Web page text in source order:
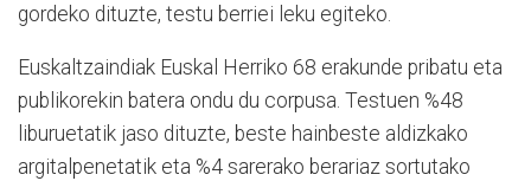
gordeko dituzte, testu berriei leku egiteko.
Euskaltzaindiak Euskal Herriko 68 erakunde pribatu eta
publikorekin batera ondu du corpusa. Testuen %48
liburuetatik jaso dituzte, beste hainbeste aldizkako
argitalpenetatik eta %4 sarerako berariaz sortutako